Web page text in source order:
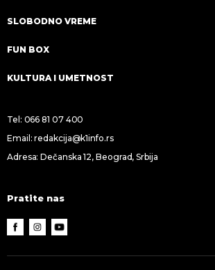
SLOBODNO VREME
FUN BOX
KULTURA I UMETNOST
Tel: 066 81 07 400
Email:redakcija@k1info.rs
Adresa: Dečanska 12, Beograd, Srbija
Pratite nas